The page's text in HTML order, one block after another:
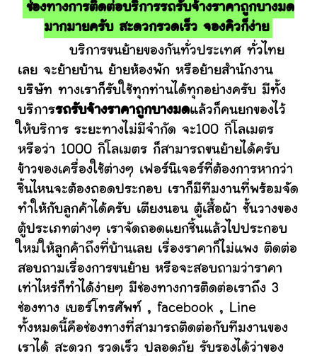
ช่องทางการติดต่อบริการรถรับจ้างราคาถูกบางมด
มากมายครับ สะดวกรวดเร็ว จองคิวก็ง่าย
บริการขนย้ายของกันทั่วประเทศ ทั่วไทย
เลย จะย้ายบ้าน ย้ายห้องพัก หรือย้ายสำนักงาน
บริษัท ทางเราก็รับใช้ทุกท่านได้ทุกอย่างครับ มีทั้ง
บริการรถรับจ้างราคาถูกบางมดแล้วก็คนยกของไว้
ให้บริการ ระยะทางไม่มีจำกัด จะ100 กิโลเมตร
หรือว่า 1000 กิโลเมตร ก็สามารถขนย้ายได้ครับ
ข้าวของเครื่องใช้ต่างๆ เฟอร์นิเจอร์ที่ต้องการหากว่า
ชิ้นไหนจะต้องถอดประกอบ เราก็มีทีมงานที่พร้อมจัด
ทำให้กับลูกค้าได้ครับ เตียงนอน ตู้เสื้อผ้า ชั้นวางของ
ตู้ประเภทต่างๆ เราจัดถอดแยกชิ้นแล้วไปประกอบ
ใหม่ให้ลูกค้าถึงที่บ้านเลย เรื่องราคาก็ไม่แพง ติดต่อ
สอบถามเรื่องการขนย้าย หรือจะสอบถามว่าราคา
เท่าไหร่ก็ทำได้ง่ายๆ มีช่องทางการติดต่อเราถึง 3
ช่องทาง เบอร์โทรศัพท์ , facebook , Line
ทั้งหมดนี้คือช่องทางที่สามารถติดต่อกับทีมงานของ
เราได้ สะดวก รวดเร็ว ปลอดภัย รับรองได้ว่าของ